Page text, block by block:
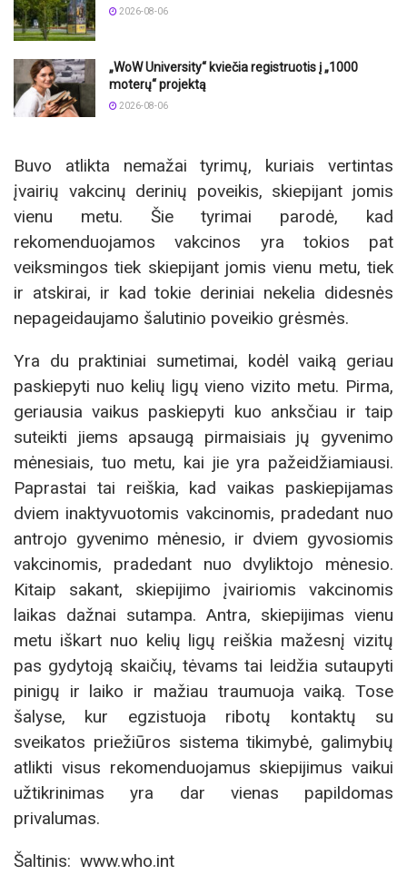
2026-08-06
„WoW University“ kviečia registruotis į „1000
moterų“ projektą
2026-08-06
Buvo atlikta nemažai tyrimų, kuriais vertintas
įvairių vakcinų derinių poveikis, skiepijant jomis
vienu metu. Šie tyrimai parodė, kad
rekomenduojamos vakcinos yra tokios pat
veiksmingos tiek skiepijant jomis vienu metu, tiek
ir atskirai, ir kad tokie deriniai nekelia didesnės
nepageidaujamo šalutinio poveikio grėsmės.
Yra du praktiniai sumetimai, kodėl vaiką geriau
paskiepyti nuo kelių ligų vieno vizito metu. Pirma,
geriausia vaikus paskiepyti kuo anksčiau ir taip
suteikti jiems apsaugą pirmaisiais jų gyvenimo
mėnesiais, tuo metu, kai jie yra pažeidžiamiausi.
Paprastai tai reiškia, kad vaikas paskiepijamas
dviem inaktyvuotomis vakcinomis, pradedant nuo
antrojo gyvenimo mėnesio, ir dviem gyvosiomis
vakcinomis, pradedant nuo dvyliktojo mėnesio.
Kitaip sakant, skiepijimo įvairiomis vakcinomis
laikas dažnai sutampa. Antra, skiepijimas vienu
metu iškart nuo kelių ligų reiškia mažesnį vizitų
pas gydytoją skaičių, tėvams tai leidžia sutaupyti
pinigų ir laiko ir mažiau traumuoja vaiką. Tose
šalyse, kur egzistuoja ribotų kontaktų su
sveikatos priežiūros sistema tikimybė, galimybių
atlikti visus rekomenduojamus skiepijimus vaikui
užtikrinimas yra dar vienas papildomas
privalumas.
Šaltinis: www.who.int